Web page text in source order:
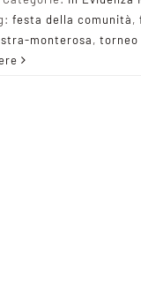
festa della comunità,
stra-monterosa, torneo